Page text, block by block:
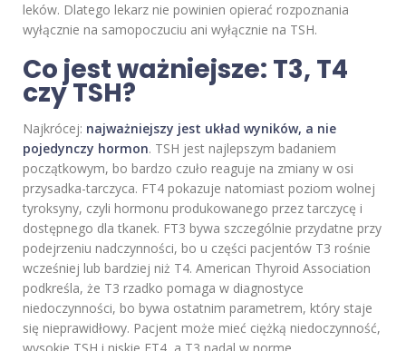
leków. Dlatego lekarz nie powinien opierać rozpoznania
wyłącznie na samopoczuciu ani wyłącznie na TSH.
Co jest ważniejsze: T3, T4
czy TSH?
Najkrócej: najważniejszy jest układ wyników, a nie
pojedynczy hormon. TSH jest najlepszym badaniem
początkowym, bo bardzo czuło reaguje na zmiany w osi
przysadka-tarczyca. FT4 pokazuje natomiast poziom wolnej
tyroksyny, czyli hormonu produkowanego przez tarczycę i
dostępnego dla tkanek. FT3 bywa szczególnie przydatne przy
podejrzeniu nadczynności, bo u części pacjentów T3 rośnie
wcześniej lub bardziej niż T4. American Thyroid Association
podkreśla, że T3 rzadko pomaga w diagnostyce
niedoczynności, bo bywa ostatnim parametrem, który staje
się nieprawidłowy. Pacjent może mieć ciężką niedoczynność,